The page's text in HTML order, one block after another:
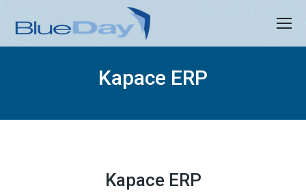
Kapace ERP
Kapace ERP